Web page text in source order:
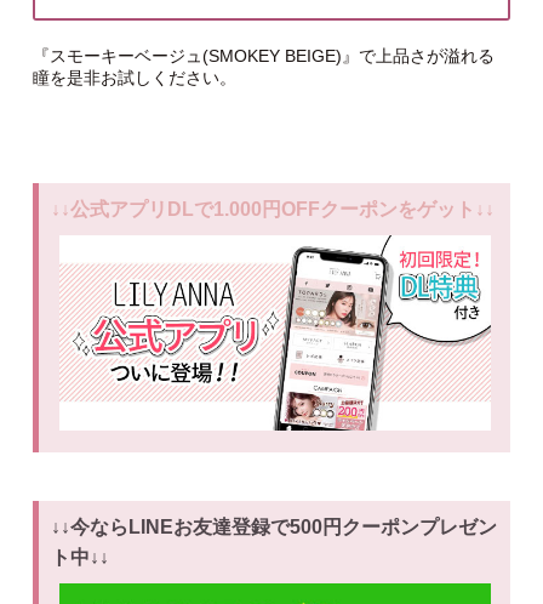
『スモーキーベージュ(SMOKEY BEIGE)』で上品さが溢れる
瞳を是非お試しください。
↓↓公式アプリDLで1.000円OFFクーポンをゲット↓↓
↓↓今ならLINEお友達登録で500円クーポンプレゼン
ト中↓↓